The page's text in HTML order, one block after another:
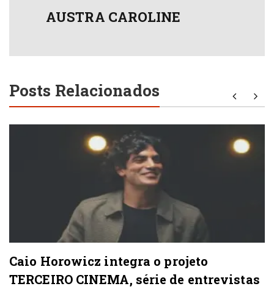
AUSTRA CAROLINE
Posts Relacionados
Caio Horowicz integra o projeto
TERCEIRO CINEMA, série de entrevistas